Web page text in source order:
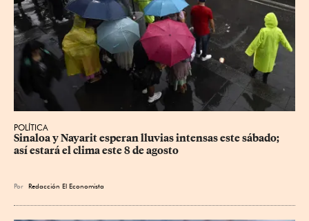
POLÍTICA
Sinaloa y Nayarit esperan lluvias intensas este sábado;
así estará el clima este 8 de agosto
Por Redacción El Economista